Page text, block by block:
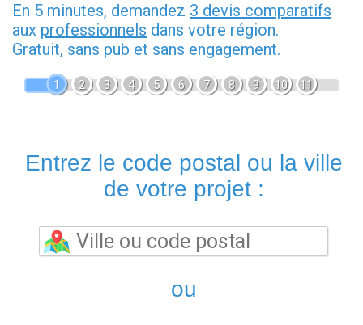
En 5 minutes, demandez 3 devis comparatifs
aux professionnels dans votre région.
Gratuit, sans pub et sans engagement.
1 2 3 4 5 6 7 8 9 10 11
Entrez le code postal ou la ville
de votre projet :
ou